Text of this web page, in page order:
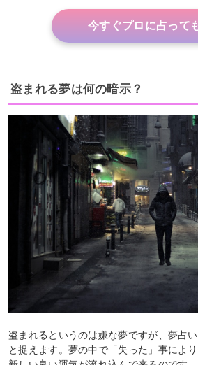
今すぐプロに占って
盗まれる夢は何の暗示？
盗まれるというのは嫌な夢ですが、夢占
と捉えます。夢の中で「失った」事によ